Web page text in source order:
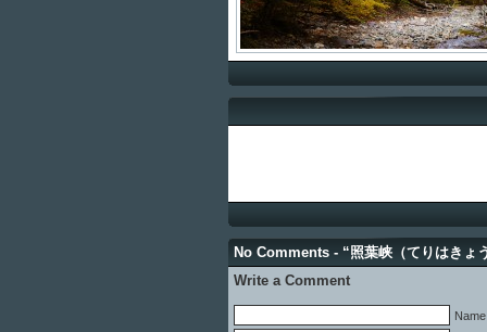
No Comments - “照葉峡（てりはきょ
Write a Comment